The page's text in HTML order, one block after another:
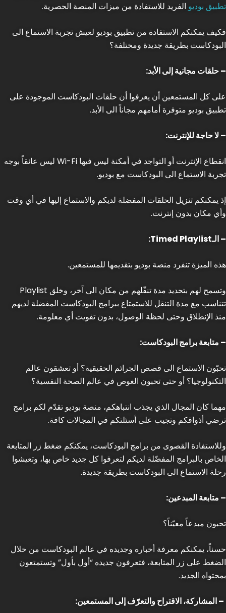
تطبيق بوديو الفريد للاستفادة من ميزات المنصة الحصرية.
فكيف يمكنكم الاستفادة من تطبيق بوديو لعيش تجربة الاستماع الى
البودكاست بطريقة جديدة ومختلفة؟
– حلقات مجانية إلى الأبد:
على كل المستمعين أن يعرفوا أن حلقات البودكاست الموجودة على
تطبيق بوديو متوفرة أمامهم مجاناً الى الأبد.
– لا حاجة للإنترنت:
انقطاع الإنترنت أو التواجد في أمكنة ليس فيها Wi-Fi ليس عائقاً بوجه
تجربة الاستماع الى البودكاست مع بوديو.
إذ يمكنكم تنزيل الحلقات المفضلة لديكم والاستماع إليها في أي وقت
وأي مكان بدون إنترنت.
– الـTimed Playlist:
هذه الميزة تنفرد منصة بوديو بتقديمها للمستمعين.
وتسمح لهم بتحديد مدة تنقّلهم من مكان الى آخر، وخلق Playlist
تتناسب مع مدة التنقل للاستمتاع ببرامج البودكاست المفضلة لديهم
منذ الإنطلاق وحتى لحظة الوصول، بدون تفويت أي معلومة.
– متابعة برامج البودكاست:
تحبّون الاستماع الى قصص الجرائم الحقيقية؟ أو تعشقون عالم
التكنولوجيا؟ أو حتى تحبون الغوص في عالم الصحة النفسية؟
مهما كان المجال الذي يجذب انتباهكم، منصة بوديو تقدّم لكم برامج
ترضي أذواقكم وتجيب على أسئلتكم في المجالات كافة.
وللاستفادة القصوى من برامج البودكاست، يمكنكم ضغط زر المتابعة
الخاص بالبرامج المفضّلة لديكم لتعرفوا كل جديد خاص بها، وتعيشوا
رحلة الاستماع الى البودكاست بطريقة جديدة.
– متابعة المبدعين:
تحبون مبدعاً معيّناً؟
حسناً، يمكنكم معرفة أخباره وجديده في عالم البودكاست من خلال
الضغط على زر المتابعة، فتعرفون جديده “أول بأول” وتستمتعون
بمحتواه الجديد.
– المشاركة، الاقتراح والتعرّف إلى المستمعين: